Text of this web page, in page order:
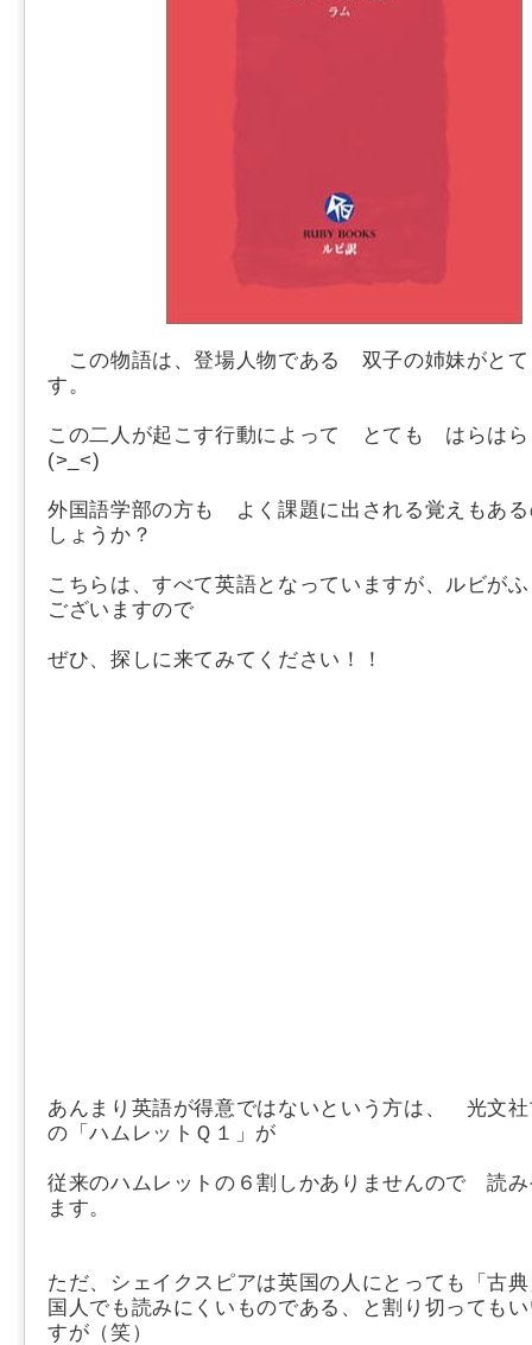
この物語は、登場人物である 双子の姉妹がとて
す。
この二人が起こす行動によって とても はらはら
(>_<)
外国語学部の方も よく課題に出される覚えもあ
しょうか？
こちらは、すべて英語となっていますが、ルビが
ございますので
ぜひ、探しに来てみてください！！
あんまり英語が得意ではないという方は、 光文
の「ハムレットＱ１」が
従来のハムレットの６割しかありませんので 読
ます。
ただ、シェイクスピアは英国の人にとっても「古
国人でも読みにくいものである、と割り切っても
すが（笑）